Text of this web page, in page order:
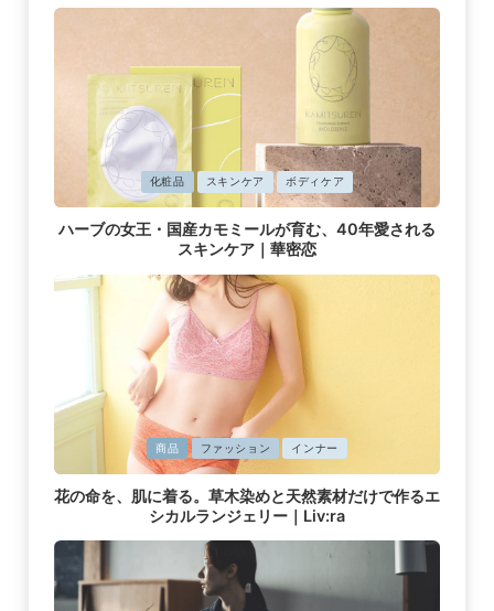
掲
載
み
化粧品 スキンケア ボディケア
ハーブの女王・国産カモミールが育む、40年愛される
スキンケア｜華密恋
掲
載
商品 ファッション インナー
花の命を、肌に着る。草木染めと天然素材だけで作るエ
シカルランジェリー｜Liv:ra